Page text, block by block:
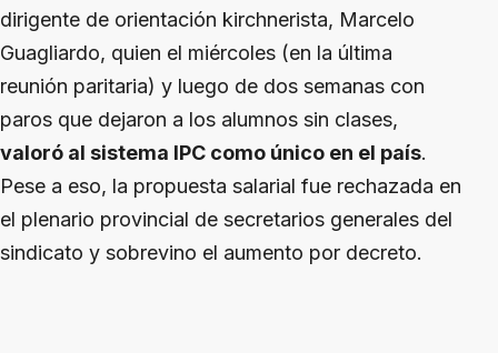
dirigente de orientación kirchnerista, Marcelo
Guagliardo, quien el miércoles (en la última
reunión paritaria) y luego de dos semanas con
paros que dejaron a los alumnos sin clases,
valoró al sistema IPC como único en el país.
Pese a eso, la propuesta salarial fue rechazada en
el plenario provincial de secretarios generales del
sindicato y sobrevino el aumento por decreto.